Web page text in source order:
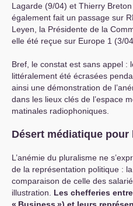
Lagarde (9/04) et Thierry
également fait un passage sur
Leyen, la Présidente de la
elle été reçue sur Europe 1 (3/
Bref, le constat est sans appel :
littéralement été écrasées
ainsi une démonstration de
dans les lieux clés de l’espace
matinales radiophoniques.
Désert médiatique
L’anémie du pluralisme ne
de la représentation politique :
comparaison de celle des
illustration. Les chefferies
« Business») et leurs